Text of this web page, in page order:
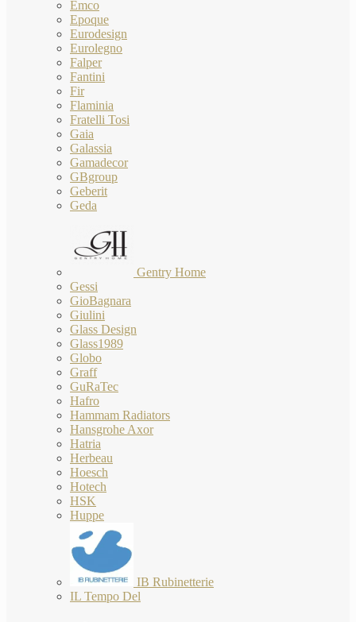
Emco
Epoque
Eurodesign
Eurolegno
Falper
Fantini
Fir
Flaminia
Fratelli Tosi
Gaia
Galassia
Gamadecor
GBgroup
Geberit
Geda
Gentry Home
Gessi
GioBagnara
Giulini
Glass Design
Glass1989
Globo
Graff
GuRaTec
Hafro
Hammam Radiators
Hansgrohe Axor
Hatria
Herbeau
Hoesch
Hotech
HSK
Huppe
IB Rubinetterie
IL Tempo Del